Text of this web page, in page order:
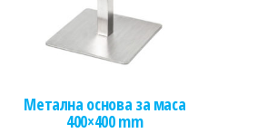
Метална основа за маса
400×400 mm